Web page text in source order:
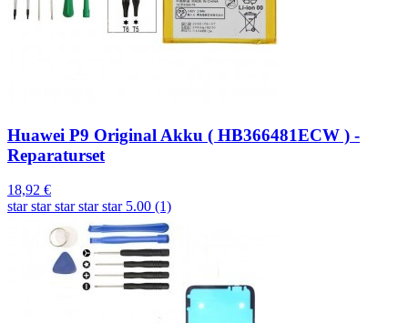
Huawei P9 Original Akku ( HB366481ECW ) -
Reparaturset
18,92 €
star star star star star 5.00 (1)